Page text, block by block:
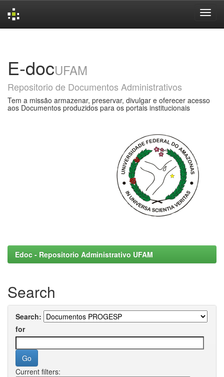
E-docUFAM
Repositorio de Documentos Administrativos
Tem a missão armazenar, preservar, divulgar e oferecer acesso
aos Documentos produzidos para os portais institucionais
Edoc - Repositorio Administrativo UFAM
Search
Search:
for
Current filters: